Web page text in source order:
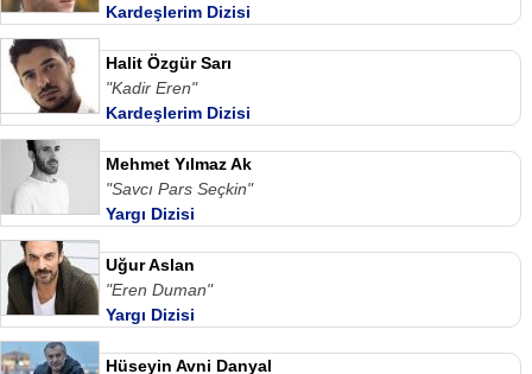
Kardeşlerim Dizisi
Halit Özgür Sarı
"Kadir Eren"
Kardeşlerim Dizisi
Mehmet Yılmaz Ak
"Savcı Pars Seçkin"
Yargı Dizisi
Uğur Aslan
"Eren Duman"
Yargı Dizisi
Hüseyin Avni Danyal